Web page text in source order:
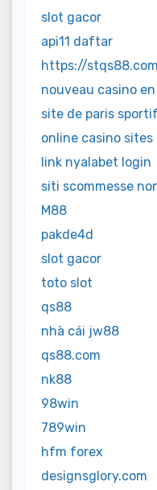
slot gacor
api11 daftar
https://
nouveau casino
site de paris sportif
online casino sites
link nyalabet login
siti scommesse
M88
pakde4d
slot gacor
toto slot
qs88
nhà cái jw88
qs88.com
nk88
98win
789win
hfm forex
designsglory.com